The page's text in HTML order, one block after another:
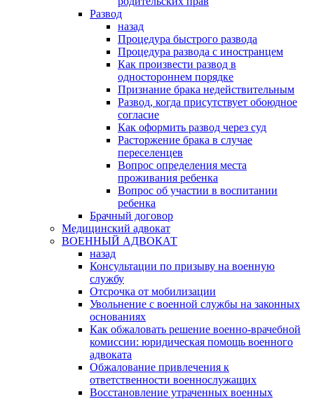
Развод
назад
Процедура быстрого развода
Процедура развода с иностранцем
Как произвести развод в
одностороннем порядке
Признание брака недействительным
Развод, когда присутствует обоюдное
согласие
Как оформить развод через суд
Расторжение брака в случае
переселенцев
Вопрос определения места
проживания ребенка
Вопрос об участии в воспитании
ребенка
Брачный договор
Медицинский адвокат
ВОЕННЫЙ АДВОКАТ
назад
Консультации по призыву на военную
службу
Отсрочка от мобилизации
Увольнение с военной службы на законных
основаниях
Как обжаловать решение военно-врачебной
комиссии: юридическая помощь военного
адвоката
Обжалование привлечения к
ответственности военнослужащих
Восстановление утраченных военных